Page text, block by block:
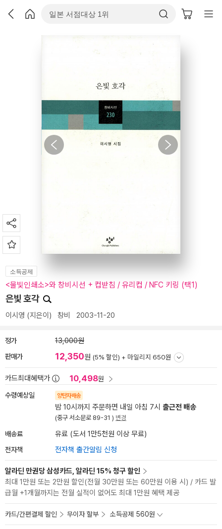
소득공제
<물빛인쇄소>와 창비시선 + 컵받침 / 유리컵 / NFC 키링 (택1)
은빛 호각
이시영 (지은이) 창비 2003-11-20
정가 13,000원
판매가 12,350원 (5% 할인) + 마일리지 650원
카드최대혜택가 10,498원
수령예상일 양탄자배송
밤 10시까지 주문하면 내일 아침 7시 출근전 배송
(중구 서소문로 89-31 ) 변경
배송료 유료 (도서 1만5천원 이상 무료)
전자책 전자책 출간알림 신청
알라딘 만권당 삼성카드, 알라딘 15% 청구 할인
최대 1만원 또는 2만원 할인(전월 30만원 또는 60만원 이용 시) / 카드 발
급월 +1개월까지는 전월 실적이 없어도 최대 1만원 혜택 제공
카드/간편결제 할인 무이자 할부 소득공제 560원